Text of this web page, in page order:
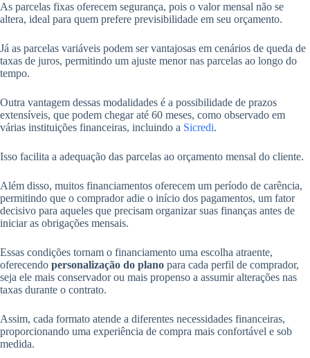
As parcelas fixas oferecem segurança, pois o valor mensal não se
altera, ideal para quem prefere previsibilidade em seu orçamento.
Já as parcelas variáveis podem ser vantajosas em cenários de queda de
taxas de juros, permitindo um ajuste menor nas parcelas ao longo do
tempo.
Outra vantagem dessas modalidades é a possibilidade de prazos
extensíveis, que podem chegar até 60 meses, como observado em
várias instituições financeiras, incluindo a Sicredi.
Isso facilita a adequação das parcelas ao orçamento mensal do cliente.
Além disso, muitos financiamentos oferecem um período de carência,
permitindo que o comprador adie o início dos pagamentos, um fator
decisivo para aqueles que precisam organizar suas finanças antes de
iniciar as obrigações mensais.
Essas condições tornam o financiamento uma escolha atraente,
oferecendo personalização do plano para cada perfil de comprador,
seja ele mais conservador ou mais propenso a assumir alterações nas
taxas durante o contrato.
Assim, cada formato atende a diferentes necessidades financeiras,
proporcionando uma experiência de compra mais confortável e sob
medida.